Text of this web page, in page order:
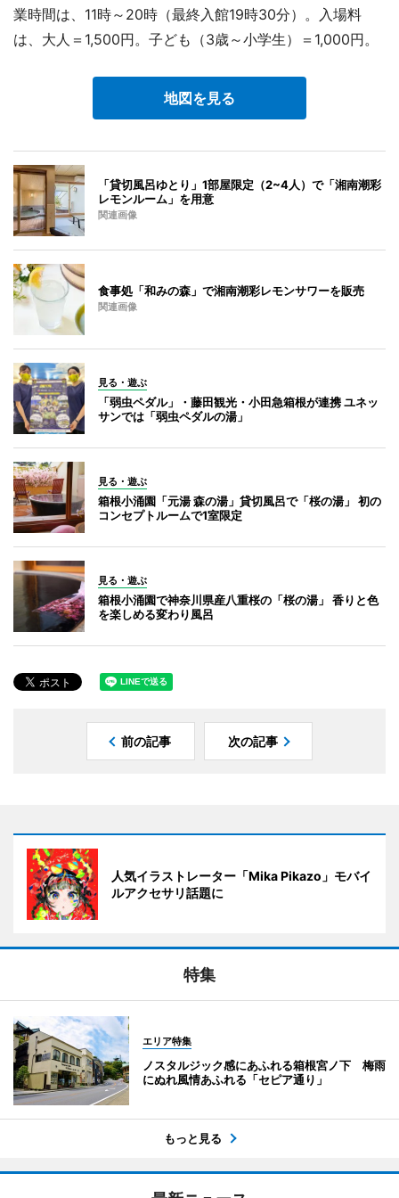
業時間は、11時～20時（最終入館19時30分）。入場料
は、大人＝1,500円。子ども（3歳～小学生）＝1,000円。
地図を見る
「貸切風呂ゆとり」1部屋限定（2~4人）で「湘南潮彩
レモンルーム」を用意
関連画像
食事処「和みの森」で湘南潮彩レモンサワーを販売
関連画像
見る・遊ぶ
「弱虫ペダル」・藤田観光・小田急箱根が連携 ユネッ
サンでは「弱虫ペダルの湯」
見る・遊ぶ
箱根小涌園「元湯 森の湯」貸切風呂で「桜の湯」 初の
コンセプトルームで1室限定
見る・遊ぶ
箱根小涌園で神奈川県産八重桜の「桜の湯」 香りと色
を楽しめる変わり風呂
前の記事 次の記事
人気イラストレーター「Mika Pikazo」モバイ
ルアクセサリ話題に
特集
エリア特集
ノスタルジック感にあふれる箱根宮ノ下 梅雨
にぬれ風情あふれる「セピア通り」
もっと見る